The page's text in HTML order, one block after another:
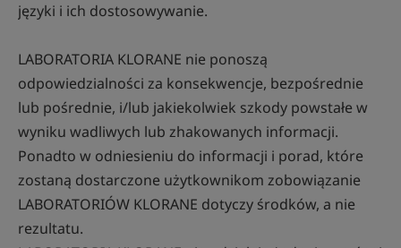
języki i ich dostosowywanie.
LABORATORIA KLORANE nie ponoszą
odpowiedzialności za konsekwencje, bezpośrednie
lub pośrednie, i/lub jakiekolwiek szkody powstałe w
wyniku wadliwych lub zhakowanych informacji.
Ponadto w odniesieniu do informacji i porad, które
zostaną dostarczone użytkownikom zobowiązanie
LABORATORIÓW KLORANE dotyczy środków, a nie
rezultatu.